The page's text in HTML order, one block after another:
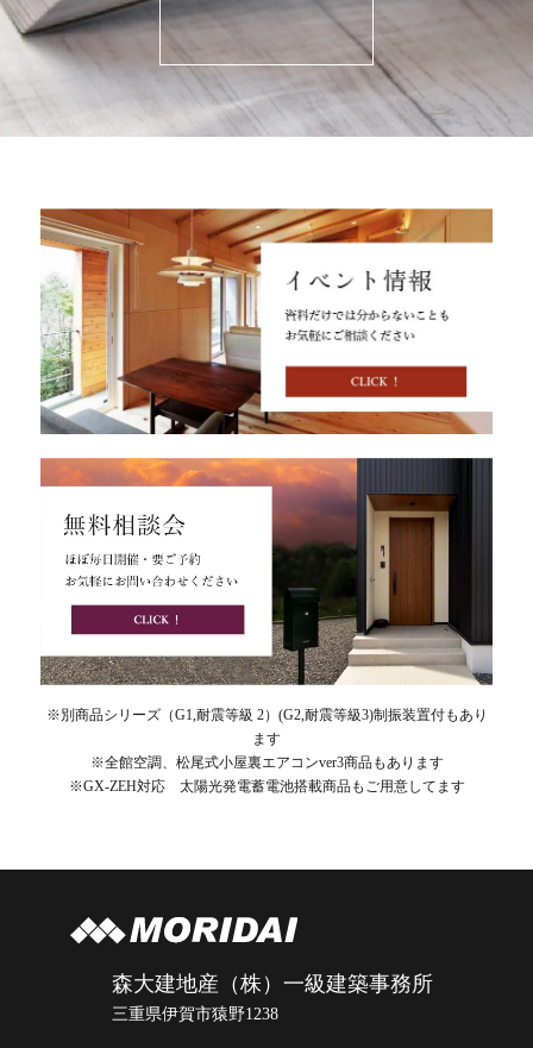
※別商品シリーズ（G1,耐震等級 2）(G2,耐震等級3)制振装置付もあり
ます
※全館空調、松尾式小屋裏エアコンver3商品もあります
※GX-ZEH対応 太陽光発電蓄電池搭載商品もご用意してます
森大建地産（株）一級建築事務所
三重県伊賀市猿野1238